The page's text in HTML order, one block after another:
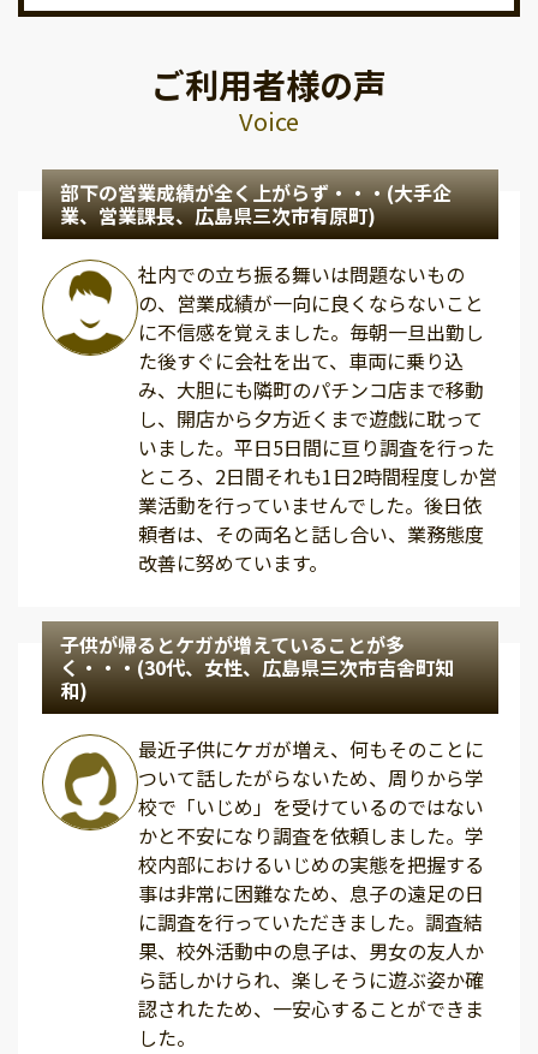
ご利用者様の声
Voice
部下の営業成績が全く上がらず・・・(大手企
業、営業課長、広島県三次市有原町)
社内での立ち振る舞いは問題ないもの
の、営業成績が一向に良くならないこと
に不信感を覚えました。毎朝一旦出勤し
た後すぐに会社を出て、車両に乗り込
み、大胆にも隣町のパチンコ店まで移動
し、開店から夕方近くまで遊戯に耽って
いました。平日5日間に亘り調査を行った
ところ、2日間それも1日2時間程度しか営
業活動を行っていませんでした。後日依
頼者は、その両名と話し合い、業務態度
改善に努めています。
子供が帰るとケガが増えていることが多
く・・・(30代、女性、広島県三次市吉舎町知
和)
最近子供にケガが増え、何もそのことに
ついて話したがらないため、周りから学
校で「いじめ」を受けているのではない
かと不安になり調査を依頼しました。学
校内部におけるいじめの実態を把握する
事は非常に困難なため、息子の遠足の日
に調査を行っていただきました。調査結
果、校外活動中の息子は、男女の友人か
ら話しかけられ、楽しそうに遊ぶ姿か確
認されたため、一安心することができま
した。